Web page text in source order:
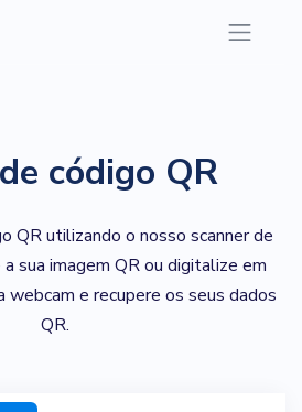
código QR
QR utilizando o nosso scanner de
sua imagem QR ou digitalize em
e recupere os seus dados
QR.